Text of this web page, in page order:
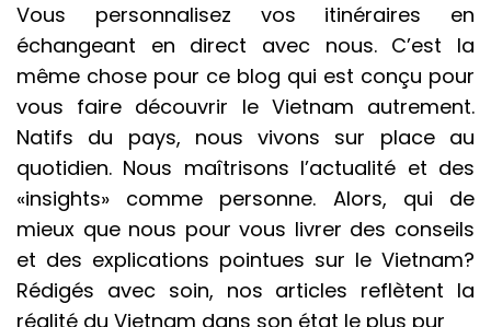
Vous personnalisez vos itinéraires en
échangeant en direct avec nous. C’est la
même chose pour ce blog qui est conçu pour
vous faire découvrir le Vietnam autrement.
Natifs du pays, nous vivons sur place au
quotidien. Nous maîtrisons l’actualité et des
«insights» comme personne. Alors, qui de
mieux que nous pour vous livrer des conseils
et des explications pointues sur le Vietnam?
Rédigés avec soin, nos articles reflètent la
réalité du Vietnam dans son état le plus pur